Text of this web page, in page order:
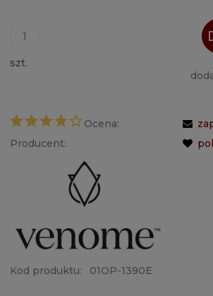
szt.
Ocena:
Producent:
Kod produktu: 01OP-1390E